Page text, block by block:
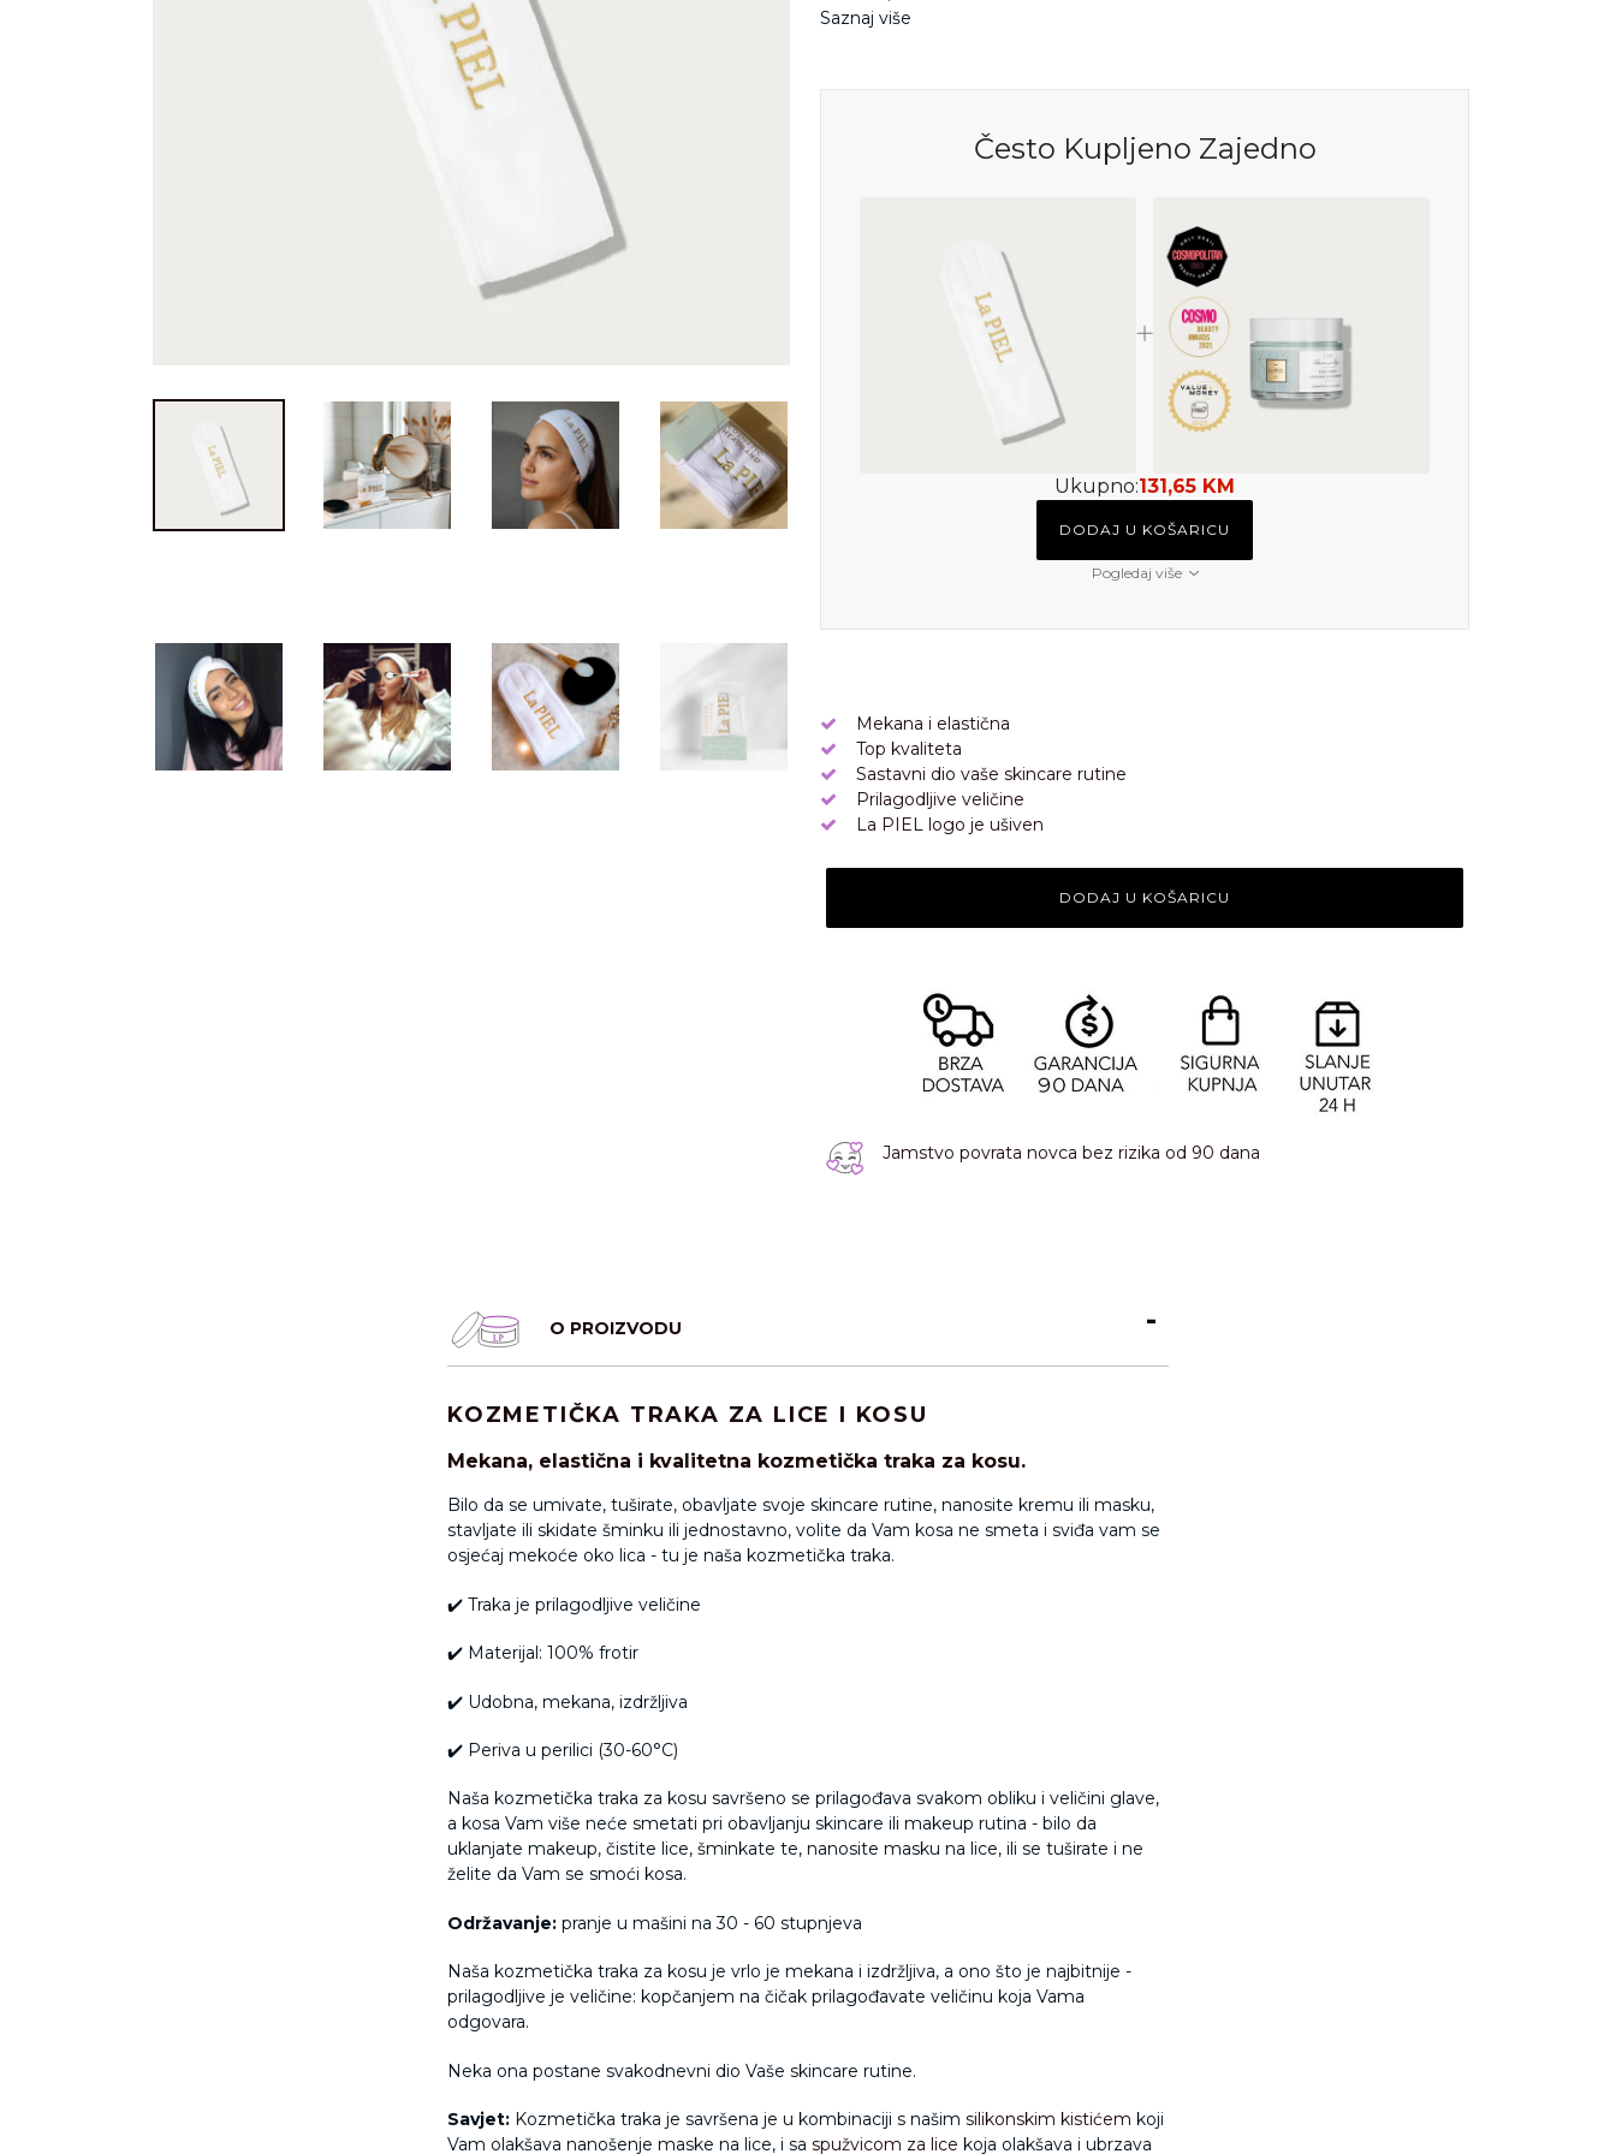
Saznaj više
Često Kupljeno Zajedno
Ukupno:131,65 KM
DODAJ U KOŠARICU
Pogledaj više
Mekana i elastična
Top kvaliteta
Sastavni dio vaše skincare rutine
Prilagodljive veličine
La PIEL logo je ušiven
DODAJ U KOŠARICU
Jamstvo povrata novca bez rizika od 90 dana
O PROIZVODU
KOZMETIČKA TRAKA ZA LICE I KOSU
Mekana, elastična i kvalitetna kozmetička traka za kosu.
Bilo da se umivate, tuširate, obavljate svoje skincare rutine, nanosite kremu ili masku,
stavljate ili skidate šminku ili jednostavno, volite da Vam kosa ne smeta i sviđa vam se
osjećaj mekoće oko lica - tu je naša kozmetička traka.
✔️ Traka je prilagodljive veličine
✔️ Materijal: 100% frotir
✔️ Udobna, mekana, izdržljiva
✔️ Periva u perilici (30-60°C)
Naša kozmetička traka za kosu savršeno se prilagođava svakom obliku i veličini glave,
a kosa Vam više neće smetati pri obavljanju skincare ili makeup rutina - bilo da
uklanjate makeup, čistite lice, šminkate te, nanosite masku na lice, ili se tuširate i ne
želite da Vam se smoći kosa.
Održavanje: pranje u mašini na 30 - 60 stupnjeva
Naša kozmetička traka za kosu je vrlo je mekana i izdržljiva, a ono što je najbitnije -
prilagodljive je veličine: kopčanjem na čičak prilagođavate veličinu koja Vama
odgovara.
Neka ona postane svakodnevni dio Vaše skincare rutine.
Savjet: Kozmetička traka je savršena je u kombinaciji s našim silikonskim kistićem koji
Vam olakšava nanošenje maske na lice, i sa spužvicom za lice koja olakšava i ubrzava